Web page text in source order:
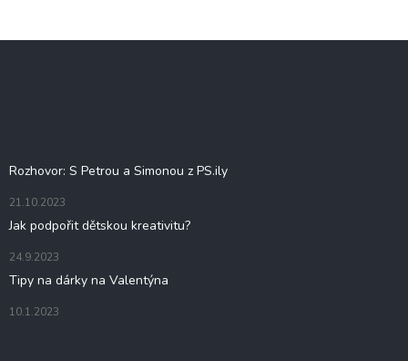
Rozhovor: S Petrou a Simonou z PS.ily
21.10.2023
Jak podpořit dětskou kreativitu?
24.9.2023
Tipy na dárky na Valentýna
10.1.2023